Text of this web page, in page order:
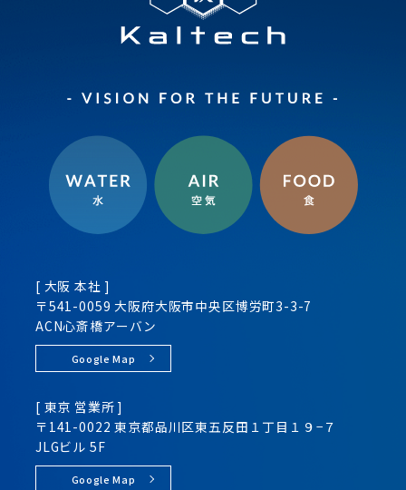
[ 大阪 本社 ]
〒541-0059 大阪府大阪市中央区博労町3-3-7
ACN心斎橋アーバン
Google Map
[ 東京 営業所 ]
〒141-0022 東京都品川区東五反田１丁目１９−７
JLGビル 5F
Google Map